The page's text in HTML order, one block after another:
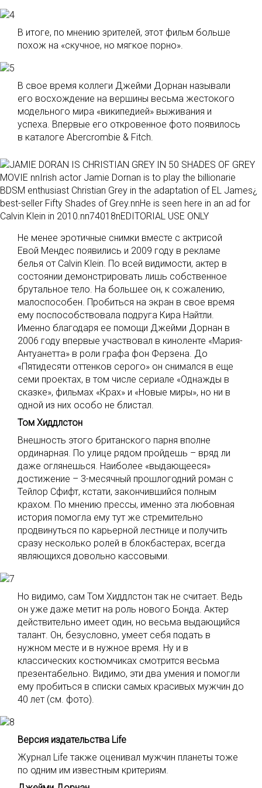
В итоге, по мнению зрителей, этот фильм больше
похож на «скучное, но мягкое порно».
В свое время коллеги Джейми Дорнан называли
его восхождение на вершины весьма жестокого
модельного мира «википедией» выживания и
успеха. Впервые его откровенное фото появилось
в каталоге Abercrombie & Fitch.
Не менее эротичные снимки вместе с актрисой
Евой Мендес появились и 2009 году в рекламе
белья от Calvin Klein. По всей видимости, актер в
состоянии демонстрировать лишь собственное
брутальное тело. На большее он, к сожалению,
малоспособен. Пробиться на экран в свое время
ему поспособствовала подруга Кира Найтли.
Именно благодаря ее помощи Джейми Дорнан в
2006 году впервые участвовал в киноленте «Мария-
Антуанетта» в роли графа фон Ферзена. До
«Пятидесяти оттенков серого» он снимался в еще
семи проектах, в том числе сериале «Однажды в
сказке», фильмах «Крах» и «Новые миры», но ни в
одной из них особо не блистал.
Том Хиддлстон
Внешность этого британского парня вполне
ординарная. По улице рядом пройдешь – вряд ли
даже оглянешься. Наиболее «выдающееся»
достижение – 3-месячный прошлогодний роман с
Тейлор Сфифт, кстати, закончившийся полным
крахом. По мнению прессы, именно эта любовная
история помогла ему тут же стремительно
продвинуться по карьерной лестнице и получить
сразу несколько ролей в блокбастерах, всегда
являющихся довольно кассовыми.
Но видимо, сам Том Хиддлстон так не считает. Ведь
он уже даже метит на роль нового Бонда. Актер
действительно имеет один, но весьма выдающийся
талант. Он, безусловно, умеет себя подать в
нужном месте и в нужное время. Ну и в
классических костюмчиках смотрится весьма
презентабельно. Видимо, эти два умения и помогли
ему пробиться в списки самых красивых мужчин до
40 лет (см. фото).
Версия издательства Life
Журнал Life также оценивал мужчин планеты тоже
по одним им известным критериям.